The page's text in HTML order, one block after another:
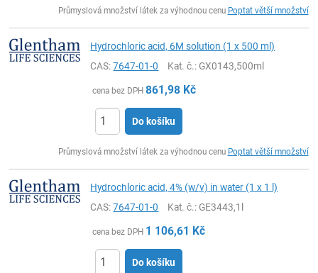
Průmyslová množství látek za výhodnou cenu Poptat větší množství
Hydrochloric acid, 6M solution (1 x 500 ml)
CAS:7647-01-0 Kat. č.: GX0143,500ml
cena bez DPH 861,98 Kč
Do košíku
Průmyslová množství látek za výhodnou cenu Poptat větší množství
Hydrochloric acid, 4% (w/v) in water (1 x 1 l)
CAS:7647-01-0 Kat. č.: GE3443,1l
cena bez DPH 1 106,61 Kč
Do košíku